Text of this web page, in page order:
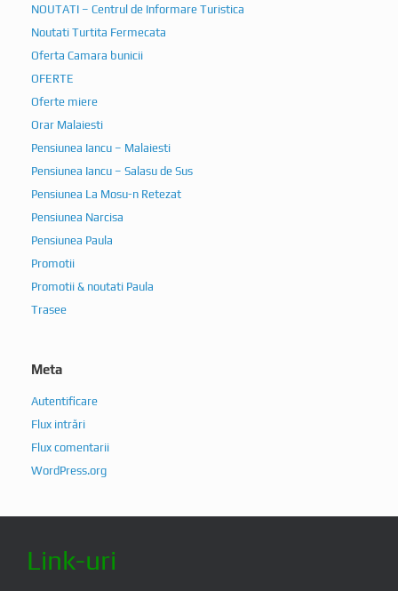
NOUTATI – Centrul de Informare Turistica
Noutati Turtita Fermecata
Oferta Camara bunicii
OFERTE
Oferte miere
Orar Malaiesti
Pensiunea Iancu – Malaiesti
Pensiunea Iancu – Salasu de Sus
Pensiunea La Mosu-n Retezat
Pensiunea Narcisa
Pensiunea Paula
Promotii
Promotii & noutati Paula
Trasee
Meta
Autentificare
Flux intrări
Flux comentarii
WordPress.org
Link-uri